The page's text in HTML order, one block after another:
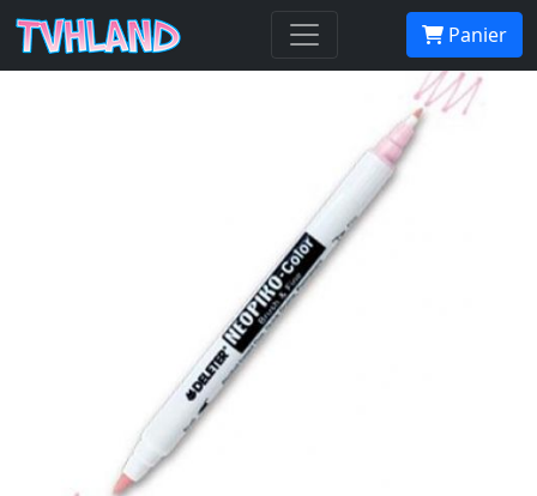
Panier
Neopiko-Color 340 Rose Pink